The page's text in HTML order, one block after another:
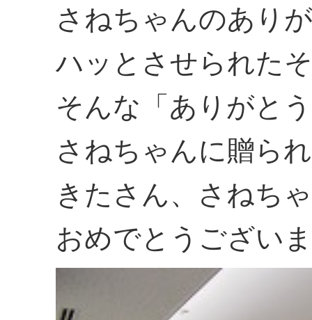
さねちゃんのあり
ハッとさせられた
そんな「ありがと
さねちゃんに贈ら
きたさん、さねち
おめでとうござい